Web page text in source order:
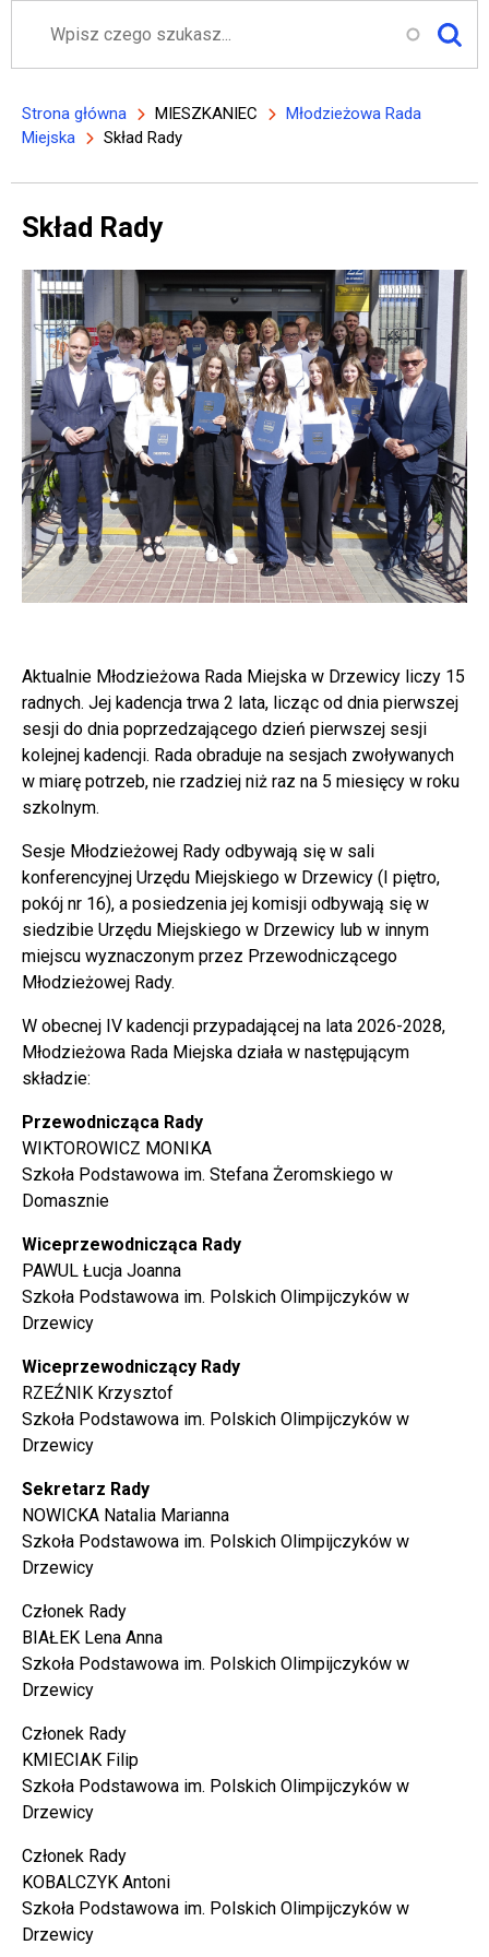
Ścieżka nawigacyjna
Strona główna MIESZKANIEC
Młodzieżowa Rada
Miejska
Skład Rady
Skład Rady
Aktualnie Młodzieżowa Rada Miejska w Drzewicy liczy 15
radnych. Jej kadencja trwa 2 lata, licząc od dnia pierwszej
sesji do dnia poprzedzającego dzień pierwszej sesji
kolejnej kadencji. Rada obraduje na sesjach zwoływanych
w miarę potrzeb, nie rzadziej niż raz na 5 miesięcy w roku
szkolnym.
Sesje Młodzieżowej Rady odbywają się w sali
konferencyjnej Urzędu Miejskiego w Drzewicy (I piętro,
pokój nr 16), a posiedzenia jej komisji odbywają się w
siedzibie Urzędu Miejskiego w Drzewicy lub w innym
miejscu wyznaczonym przez Przewodniczącego
Młodzieżowej Rady.
W obecnej IV kadencji przypadającej na lata 2026-2028,
Młodzieżowa Rada Miejska działa w następującym
składzie:
Przewodnicząca Rady
WIKTOROWICZ MONIKA
Szkoła Podstawowa im. Stefana Żeromskiego w
Domasznie
Wiceprzewodnicząca Rady
PAWUL Łucja Joanna
Szkoła Podstawowa im. Polskich Olimpijczyków w
Drzewicy
Wiceprzewodniczący Rady
RZEŹNIK Krzysztof
Szkoła Podstawowa im. Polskich Olimpijczyków w
Drzewicy
Sekretarz Rady
NOWICKA Natalia Marianna
Szkoła Podstawowa im. Polskich Olimpijczyków w
Drzewicy
Członek Rady
BIAŁEK Lena Anna
Szkoła Podstawowa im. Polskich Olimpijczyków w
Drzewicy
Członek Rady
KMIECIAK Filip
Szkoła Podstawowa im. Polskich Olimpijczyków w
Drzewicy
Członek Rady
KOBALCZYK Antoni
Szkoła Podstawowa im. Polskich Olimpijczyków w
Drzewicy